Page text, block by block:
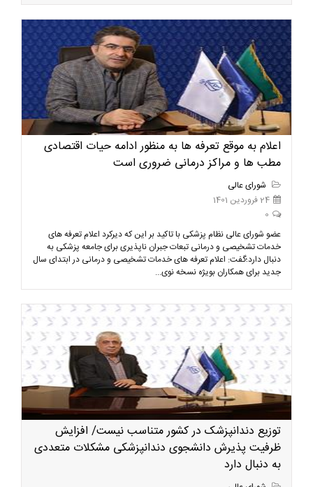
اعلام به موقع تعرفه ها به منظور ادامه حیات اقتصادی
مطب ها و مراکز درمانی ضروری است
شورای عالی
24 فروردین 1401
0
عضو شورای عالی نظام پزشکی با تاکید بر این که دیرکرد اعلام تعرفه های
خدمات تشخیصی و درمانی تبعات جبران ناپذیری برای جامعه پزشکی به
دنبال دارد؛گفت: اعلام تعرفه های خدمات تشخیصی و درمانی در ابتدای سال
جدید برای همکاران بویژه نسخه نوی...
توزیع دندانپزشک در کشور متناسب نیست/ افزایش
ظرفیت پذیرش دانشجوی دندانپزشکی مشکلات متعددی
به دنبال دارد